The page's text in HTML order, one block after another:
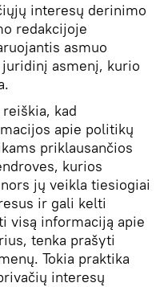
interesų derinimo
redakcijoje
asmuo
asmenį, kurio
kad
apie politikų
priklausančios
kurios
jų veikla tiesiogiai
ir gali kelti
visą informaciją apie
tenka prašyti
Tokia praktika
interesų